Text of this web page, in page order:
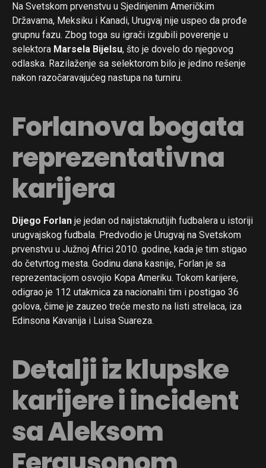
Na Svetskom prvenstvu u Sjedinjenim Američkim
Državama, Meksiku i Kanadi, Urugvaj nije uspeo da prođe
grupnu fazu. Zbog toga su igrači izgubili poverenje u
selektora Marsela Bijelsu, što je dovelo do njegovog
odlaska. Razilaženje sa selektorom bilo je jedino rešenje
nakon razočaravajućeg nastupa na turniru.
Forlanova bogata
reprezentativna
karijera
Dijego Forlan je jedan od najistaknutijih fudbalera u istoriji
urugvajskog fudbala. Predvodio je Urugvaj na Svetskom
prvenstvu u Južnoj Africi 2010. godine, kada je tim stigao
do četvrtog mesta. Godinu dana kasnije, Forlan je sa
reprezentacijom osvojio Kopa Ameriku. Tokom karijere,
odigrao je 112 utakmica za nacionalni tim i postigao 36
golova, čime je zauzeo treće mesto na listi strelaca, iza
Edinsona Kavanija i Luisa Suareza.
Detalji iz klupske
karijere i incident
sa Aleksom